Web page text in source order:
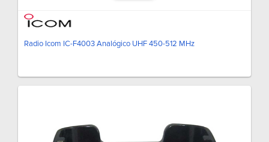
Radio Icom IC-F4003 Analógico UHF 450-512 MHz